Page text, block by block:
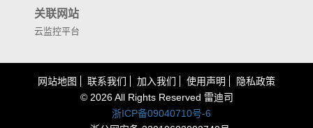
关联网站
云监控平台
网站地图 联系我们 加入我们 使用声明
隐私政策
© 2026 All Rights Reserved 雷迪司
浙ICP备09040710号-6